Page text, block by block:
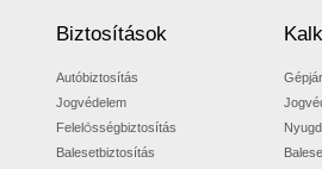
Biztosítások
Autóbiztosítás
Jogvédelem
Felelősségbiztosítás
Balesetbiztosítás